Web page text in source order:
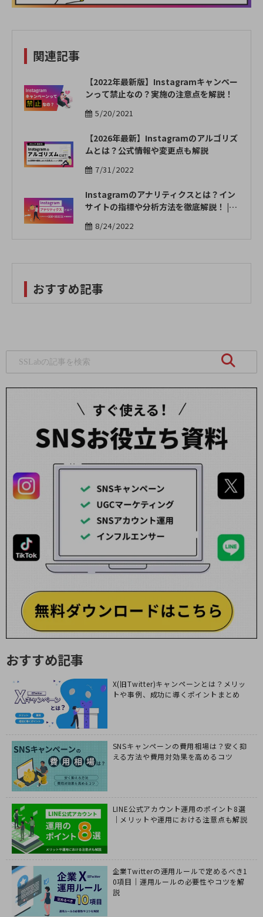
関連記事
【2022年最新版】Instagramキャンペー
ンって禁止なの？実施の注意点を解説！
5/20/2021
【2026年最新】Instagramのアルゴリズ
ムとは？公式情報や変更点も解説
7/31/2022
Instagramのアナリティクスとは？イン
サイトの指標や分析方法を徹底解説！ | O
8/24/2022
おすすめ記事
おすすめ記事
X(旧Twitter)キャンペーンとは？メリッ
トや事例、成功に導くポイントまとめ
SNSキャンペーンの費用相場は？安く抑
える方法や費用対効果を高めるコツ
LINE公式アカウント運用のポイント8選
｜メリットや運用における注意点も解説
企業Twitterの運用ルールで定めるべき1
0項目｜運用ルールの必要性やコツを解
説